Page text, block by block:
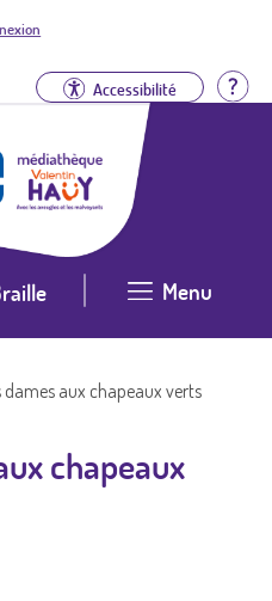
Accessibilité
Menu
dames aux chapeaux verts
chapeaux